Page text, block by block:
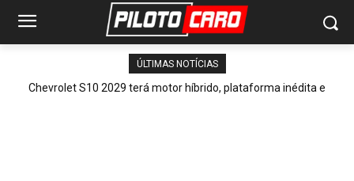
ÚLTIMAS NOTÍCIAS
Chevrolet S10 2029 terá motor híbrido, plataforma inédita e